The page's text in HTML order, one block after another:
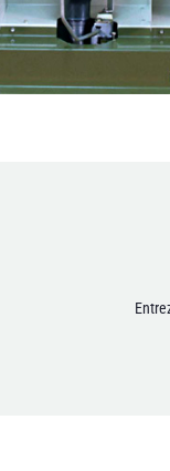
Je consens à ce que mes